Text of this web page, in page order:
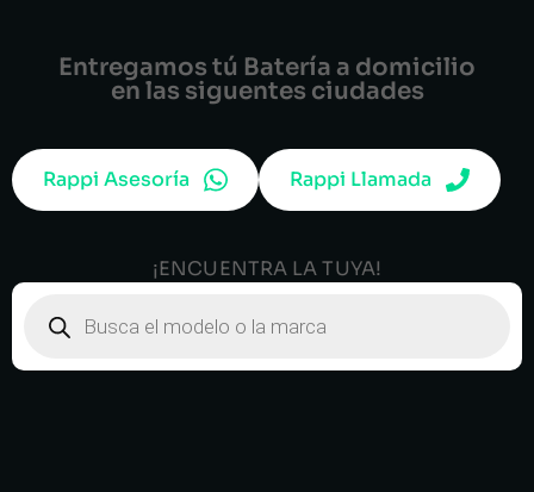
Entregamos tú Batería a domicilio
en las siguentes ciudades
Rappi Asesoría Rappi Llamada
¡ENCUENTRA LA TUYA!